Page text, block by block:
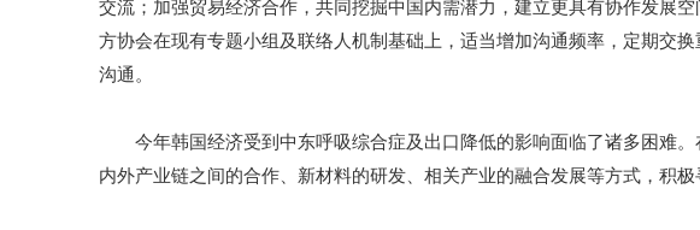
交流；加强贸易经济合作，共同挖掘中国内需潜力，建立更具有协作发展
方协会在现有专题小组及联络人机制基础上，适当增加沟通频率，定期交
沟通。
今年韩国经济受到中东呼吸综合症及出口降低的影响面临了诸多困难。
内外产业链之间的合作、新材料的研发、相关产业的融合发展等方式，积极